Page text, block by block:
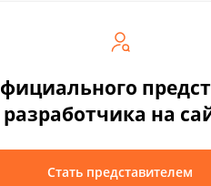
разработчика на
Стать представителем